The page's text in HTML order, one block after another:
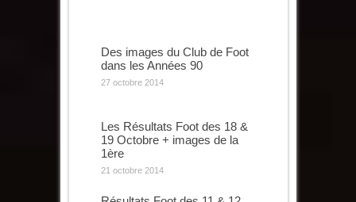
Des images du Club de Foot
dans les Années 90
27 octobre 2014
Les Résultats Foot des 18 &
19 Octobre + images de la
1ère
21 octobre 2014